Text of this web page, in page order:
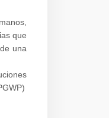
que
una